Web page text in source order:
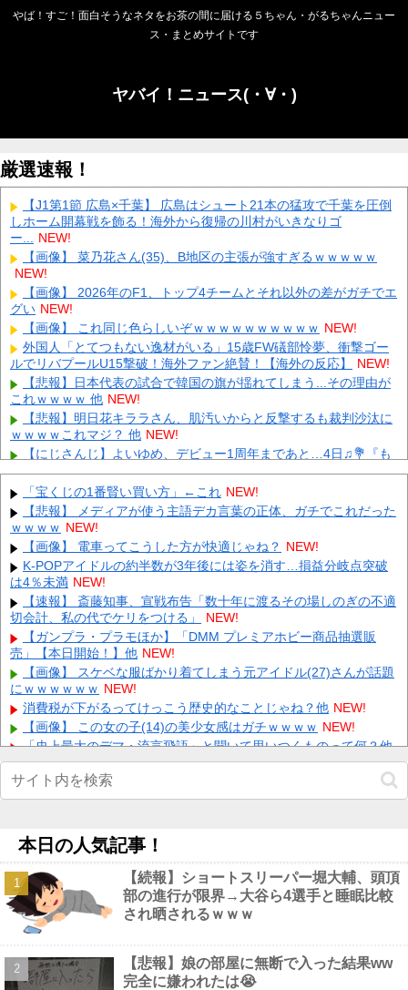
やば！すご！面白そうなネタをお茶の間に届ける５ちゃん・がるちゃんニュー
ス・まとめサイトです
ヤバイ！ニュース(・∀・)
厳選速報！
【J1第1節 広島×千葉】 広島はシュート21本の猛攻で千葉を圧倒
しホーム開幕戦を飾る！海外から復帰の川村がいきなりゴ
ー... NEW!
【画像】 菜乃花さん(35)、B地区の主張が強すぎるｗｗｗｗｗ
NEW!
【画像】 2026年のF1、トップ4チームとそれ以外の差がガチでエ
グい NEW!
【画像】 これ同じ色らしいぞｗｗｗｗｗｗｗｗｗｗ NEW!
外国人「とてつもない逸材がいる」15歳FW礒部怜夢、衝撃ゴー
ルでリバプールU15撃破！海外ファン絶賛！【海外の反応】
NEW!
【悲報】日本代表の試合で韓国の旗が揺れてしまう...その理由が
これｗｗｗｗ 他 NEW!
【悲報】明日花キララさん、肌汚いからと反撃するも裁判沙汰に
ｗｗｗｗこれマジ？ 他 NEW!
【にじさんじ】よいゆめ、デビュー1周年まであと…4日♫💐『も
う1年だなんて…』【今宵、××と夢を見る。】 他 NEW!
【朗報】プレステの独占タイトル数がヤバすぎると話題に！ 他
NEW!
カープ赤木晴哉、登録抹消【公示】 他
【悲報】 今時『紙タバコ』吸ってるやつｗｗｗｗｗｗｗｗ
【画像】 新潟で1番並ぶラーメン屋に来たでｗｗｗｗｗｗｗｗ
NEW!
【仰天】 石破茂さん、自民若手に舐めてかかった結果「全てを失
うｗｗｗｗｗ」 NEW!
江別リンチ犯「立って謝罪は本気じゃない」 裁判官「ほな裁判で
土下座してないキミは本気じゃないな」
ディズニーからの帰り道。夫「息子連れて離れろ！あと警察に通
報！」私「助けて！」駅員「どうしました！？」→トンデモナイこ
と... NEW!
Powered by livedoor 相互RSS
「宝くじの1番賢い買い方」←これ NEW!
【悲報】 メディアが使う主語デカ言葉の正体、ガチでこれだった
ｗｗｗｗ NEW!
【画像】 電車ってこうした方が快適じゃね？ NEW!
K-POPアイドルの約半数が3年後には姿を消す…損益分岐点突破
は4％未満 NEW!
【速報】 斎藤知事、宣戦布告「数十年に渡るその場しのぎの不適
切会計、私の代でケリをつける」
NEW!
【ガンプラ・プラモほか】「DMM プレミアホビー商品抽選販
売」【本日開始！】他 NEW!
【画像】 スケベな服ばかり着てしまう元アイドル(27)さんが話題
にｗｗｗｗｗｗ NEW!
消費税が下がるってけっこう歴史的なことじゃね？他 NEW!
【画像】 この女の子(14)の美少女感はガチｗｗｗｗ NEW!
「史上最大のデマ・流言飛語」と聞いて思いつくものって何？他
NEW!
【画像】 長澤まさみ、股を思いっきり開きパ○チラしちゃう
NEW!
ォルニアポストが報道他
【悲報】埼玉県警「外国人の交通マナーがヤバいので『外国人交
通安全アドバイザー』を配備します」他
NEW!
【画像】 外人女子さん、Tバック尻を堂々と見せつけてしまうｗ
ｗｗｗｗｗ NEW!
【画像】 グラドル中村静香、ブラ姿の乳で女の色気全開
本日の人気記事！
【続報】ショートスリーパー堀大輔、頭頂
部の進行が限界→大谷ら4選手と睡眠比較
され晒されるｗｗｗ
【悲報】娘の部屋に無断で入った結果ww
完全に嫌われたは😭